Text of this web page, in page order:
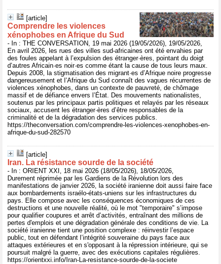
[article]
Comprendre les violences
xénophobes en Afrique du Sud
- In : THE CONVERSATION, 19 mai 2026 (19/05/2026), 19/05/2026,
En avril 2026, les rues des villes sud-africaines ont été envahies par
des foules appelant à l’expulsion des étranger·ères, pointant du doigt
d’autres Africain·es noir·es comme étant la cause de tous leurs maux.
Depuis 2008, la stigmatisation des migrant·es d’Afrique noire progresse
dangereusement et l’Afrique du Sud connaît des vagues récurrentes de
violences xénophobes, dans un contexte de pauvreté, de chômage
massif et de défiance envers l’État. Des mouvements nationalistes,
soutenus par les principaux partis politiques et relayés par les réseaux
sociaux, accusent les étranger·ères d’être responsables de la
criminalité et de la dégradation des services publics.
https://theconversation.com/comprendre-les-violences-xenophobes-en-
afrique-du-sud-282570
[article]
Iran. La résistance sourde de la société
- In : ORIENT XXI, 18 mai 2026 (18/05/2026), 18/05/2026,
Durement réprimée par les Gardiens de la Révolution lors des
manifestations de janvier 2026, la société iranienne doit aussi faire face
aux bombardements israélo-états-uniens sur les infrastructures du
pays. Elle compose avec les conséquences économiques de ces
destructions et une nouvelle réalité, où le mot "temporaire" s’impose
pour qualifier coupures et arrêt d’activités, entraînant des millions de
pertes d'emplois et une dégradation générale des conditions de vie. La
société iranienne tient une position complexe : réinvestir l’espace
public, tout en défendant l’intégrité souveraine du pays face aux
attaques extérieures et en s'opposant à la répression intérieure, qui se
poursuit malgré la guerre, avec des exécutions capitales régulières.
https://orientxxi.info/Iran-La-resistance-sourde-de-la-societe